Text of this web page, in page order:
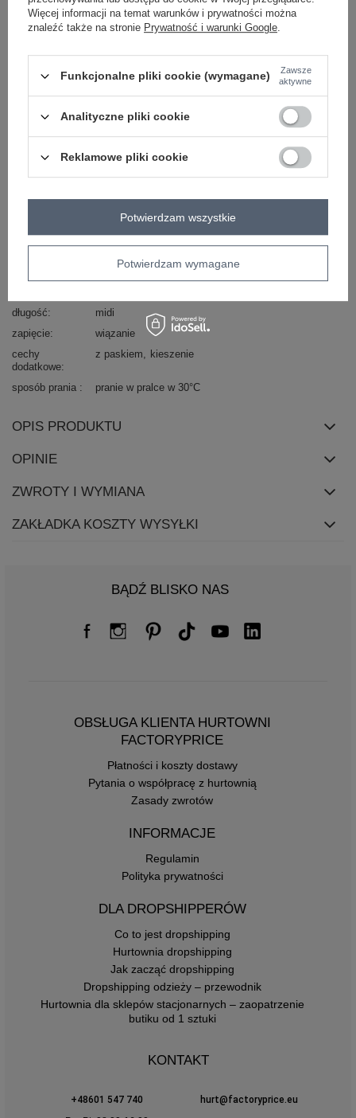
Masz pytanie? Chętnie pomożemy.
skład materiału : 100% poliester
sposób prania : pranie w pralce w 30°C
codzienne do pracy
wizytowe
wzór
paski
materiał
poliester
długość
midi
zapięcie
wiązanie
cechy
dodatkowe
z paskiem kieszenie
sposób prania pranie w pralce w 30°C
OPIS PRODUKTU
OPINIE
ZWROTY I WYMIANA
ZAKŁADKA KOSZTY WYSYŁKI
BĄDŹ BLISKO NAS
OBSŁUGA KLIENTA HURTOWNI
FACTORYPRICE
Płatności i koszty dostawy
Pytania o współpracę z hurtownią
Zasady zwrotów
INFORMACJE
Regulamin
Polityka prywatności
DLA DROPSHIPPERÓW
Co to jest dropshipping
Hurtownia dropshipping
Jak zacząć dropshipping
Dropshipping odzieży – przewodnik
Hurtownia dla sklepów stacjonarnych – zaopatrzenie
butiku od 1 sztuki
KONTAKT
+48601 547 740
hurt@factoryprice.eu
Więcej informacji na temat warunków i prywatności można
znaleźć także na stronie Prywatność i warunki Google.
Funkcjonalne pliki cookie (wymagane)
Zawsze
aktywne
Analityczne pliki cookie
Reklamowe pliki cookie
Potwierdzam wymagane
Potwierdzam wszystkie